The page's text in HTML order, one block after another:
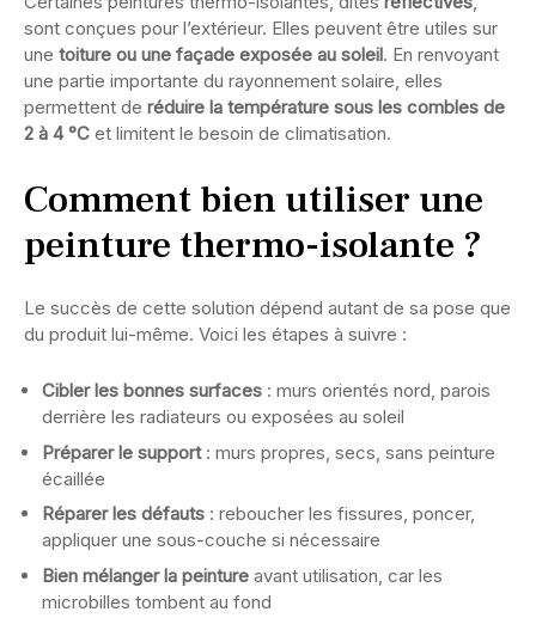
sont conçues pour l’extérieur. Elles peuvent être utiles sur
une toiture ou une façade exposée au soleil. En renvoyant
une partie importante du rayonnement solaire, elles
permettent de réduire la température sous les combles de
2 à 4 °C et limitent le besoin de climatisation.
Comment bien utiliser une
peinture thermo-isolante ?
Le succès de cette solution dépend autant de sa pose que
du produit lui-même. Voici les étapes à suivre :
Cibler les bonnes surfaces : murs orientés nord, parois
derrière les radiateurs ou exposées au soleil
Préparer le support: murs propres, secs, sans peinture
écaillée
Réparer les défauts : reboucher les fissures, poncer,
appliquer une sous-couche si nécessaire
Bien mélanger la peinture avant utilisation, car les
microbilles tombent au fond